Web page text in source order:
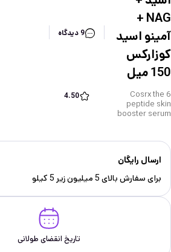
9 دیدگاه
4.50
NAG +
آمينو اسيد
كوزاركس
150 ميل
Cosrx the 6
peptide skin
booster serum
ارسال رایگان
برای سفارش‌ بالای 5 میلیون زیر 5 کیلو
تاریخ انقضای طولانی